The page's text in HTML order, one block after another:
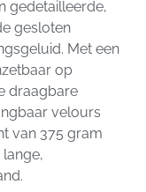
gedetailleerde,
gesloten
Met een
op
draagbare
velours
van 375 gram